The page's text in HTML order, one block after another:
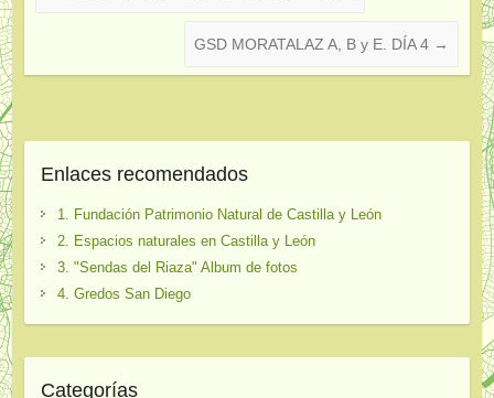
GSD MORATALAZ A, B y E. DÍA 4 →
Enlaces recomendados
1. Fundación Patrimonio Natural de Castilla y León
2. Espacios naturales en Castilla y León
3. "Sendas del Riaza" Album de fotos
4. Gredos San Diego
Categorías